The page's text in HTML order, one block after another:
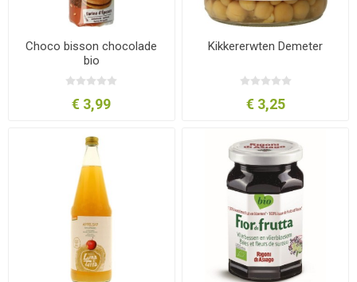
Choco bisson chocolade
bio
€ 3,99
Kikkererwten Demeter
€ 3,25